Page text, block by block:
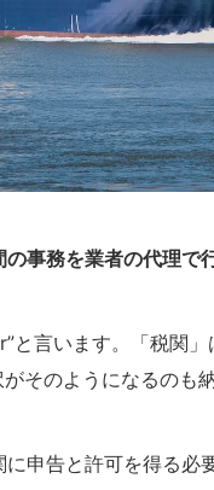
事務を業者の代理で
言います。「税関」
そのようになるのも
申告と許可を得る必